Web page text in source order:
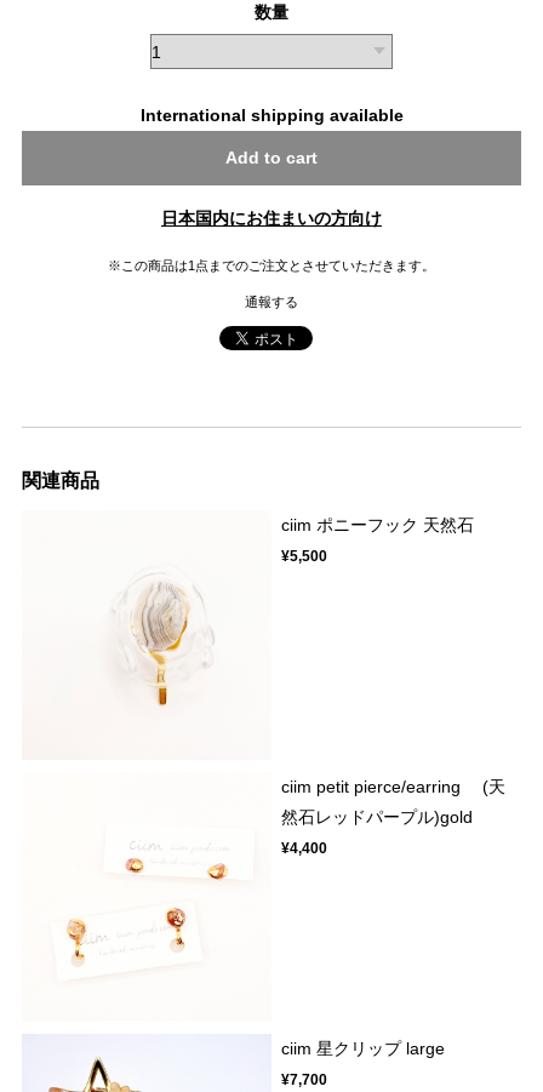
数量
International shipping available
Add to cart
日本国内にお住まいの方向け
※この商品は1点までのご注文とさせていただきます。
通報する
関連商品
ciim ポニーフック 天然石
¥5,500
ciim petit pierce/earring (天
然石レッドパープル)gold
¥4,400
ciim 星クリップ large
¥7,700